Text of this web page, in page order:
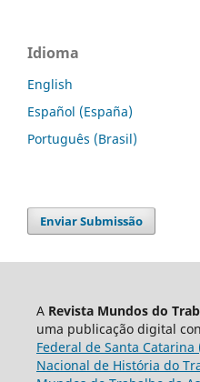
Idioma
English
Español (España)
Português (Brasil)
Enviar Submissão
A Revista Mundos do
uma publicação digital
Federal de Santa Catarina
Nacional de História do